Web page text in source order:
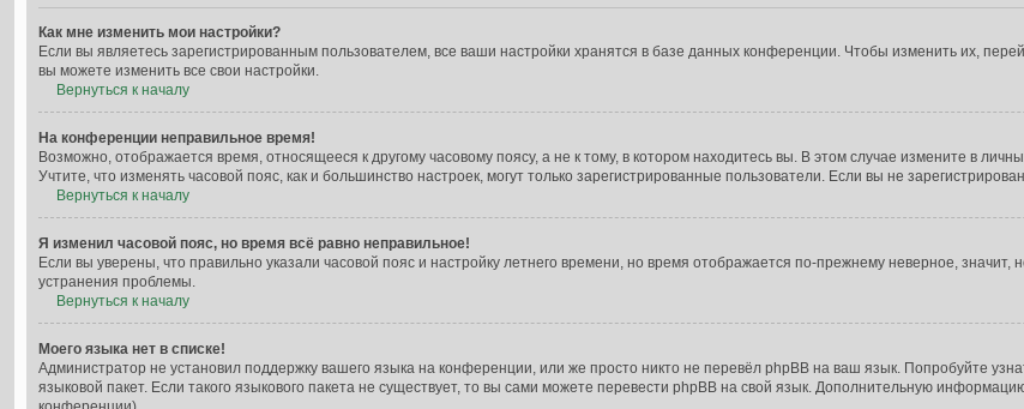
Как мне изменить мои настройки?
Если вы являетесь зарегистрированным пользователем, все ваши настройки хранятся в базе данных конференции. Чтобы изменить их,
вы можете изменить все свои настройки.
Вернуться к началу
На конференции неправильное время!
Возможно, отображается время, относящееся к другому часовому поясу, а не к тому, в котором находитесь вы. В этом случае измените в
Учтите, что изменять часовой пояс, как и большинство настроек, могут только зарегистрированные пользователи. Если вы не
Вернуться к началу
Я изменил часовой пояс, но время всё равно неправильное!
Если вы уверены, что правильно указали часовой пояс и настройку летнего времени, но время отображается по-прежнему неверное,
устранения проблемы.
Вернуться к началу
Моего языка нет в списке!
Администратор не установил поддержку вашего языка на конференции, или же просто никто не перевёл phpBB на ваш язык. Попробуйте
языковой пакет. Если такого языкового пакета не существует, то вы сами можете перевести phpBB на свой язык. Дополнительную